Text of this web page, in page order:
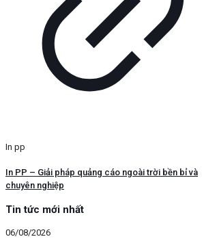
In pp
In PP – Giải pháp quảng cáo ngoài trời bền bỉ và
chuyên nghiệp
Tin tức mới nhất
06/08/2026